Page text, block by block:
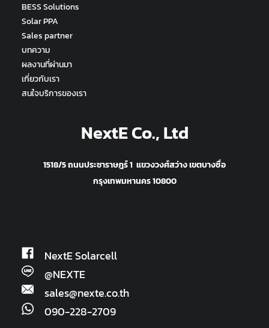
BESS Solutions
Solar PPA
Sales partner
บทความ
ผลงานที่ผ่านมา
เกี่ยวกับเรา
สนใจบริการของเรา
NextE Co., Ltd
1518/5 ถนนประชาราษฎร์ 1 แขวงวงศ์สว่าง เขตบางซื่อ
กรุงเทพมหานคร 10800
NextE Solarcell
@NEXTE
sales@nexte.co.th
090-228-2709